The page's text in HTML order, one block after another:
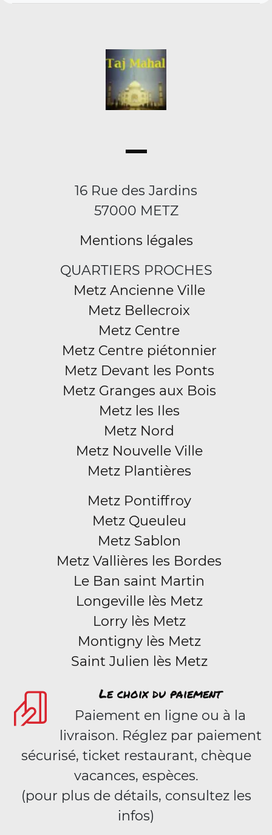
16 Rue des Jardins
57000 METZ
Mentions légales
QUARTIERS PROCHES
Metz Ancienne Ville
Metz Bellecroix
Metz Centre
Metz Centre piétonnier
Metz Devant les Ponts
Metz Granges aux Bois
Metz les Iles
Metz Nord
Metz Nouvelle Ville
Metz Plantières
Metz Pontiffroy
Metz Queuleu
Metz Sablon
Metz Vallières les Bordes
Le Ban saint Martin
Longeville lès Metz
Lorry lès Metz
Montigny lès Metz
Saint Julien lès Metz
Le choix du paiement
Paiement en ligne ou à la
livraison. Réglez par paiement
sécurisé, ticket restaurant, chèque
vacances, espèces.
(pour plus de détails, consultez les
infos)